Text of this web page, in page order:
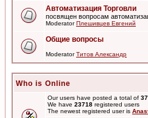
Автоматизация Торговли
посвящен вопросам
ModeratorПлешивцев Евгений
Общие вопросы
ModeratorТитов Александр
Who is Online
Our users have posted a total of
We have 23718 registered users
The newest registered user is